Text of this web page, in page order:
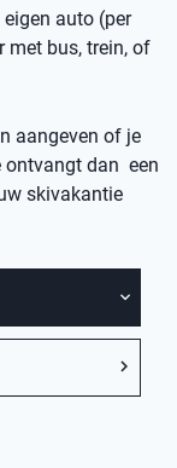
auto (per
met bus, trein, of
aangeven of je
ontvangt dan een
skivakantie